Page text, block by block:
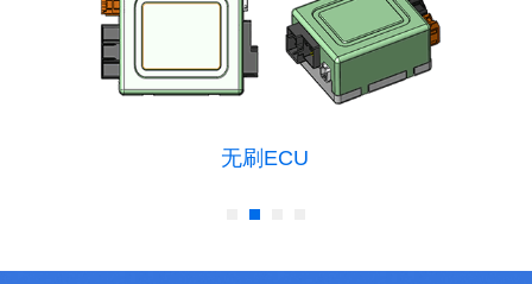
无刷ECU